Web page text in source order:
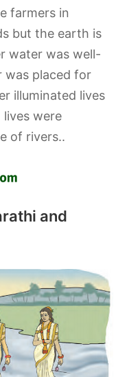
farmers in
but the earth is
water was well-
was placed for
illuminated lives
lives were
of rivers..
and